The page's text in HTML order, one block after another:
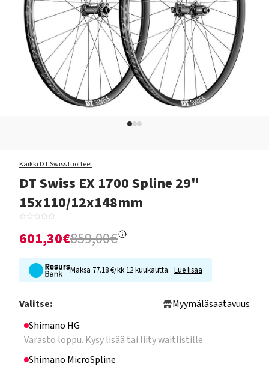
Kaikki DT Swiss tuotteet
DT Swiss EX 1700 Spline 29"
15x110/12x148mm
601,30€859,00€
Maksa 77.18 €/kk 12 kuukautta. Lue lisää
Valitse:
Myymäläsaatavuus
Shimano HG
Varasto loppu. Kysy lisää tai liity waitlistille
Shimano MicroSpline